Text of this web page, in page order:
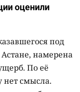
оценили
под
намерена
По её
нет смысла.